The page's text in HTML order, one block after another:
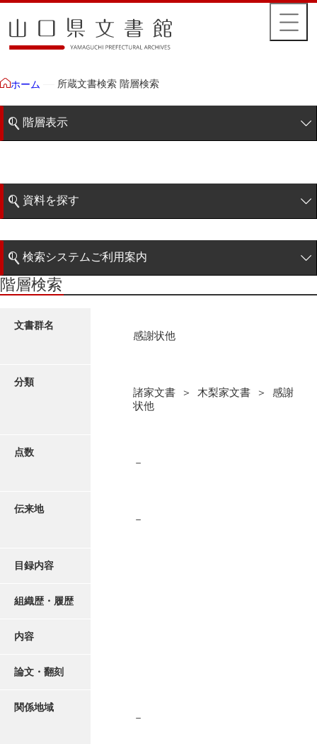
ホーム 所蔵文書検索 階層検索
階層表示
藩政文書
特定歴史公文書
諸家文書
阿武家文書(美祢市２)
資料を探す
階層検索
検索システムご利用案内
検索システムの利用について
更新履歴
階層検索
文書群名
感謝状他
分類
諸家文書 ＞ 木梨家文書 ＞ 感謝
状他
点数
－
伝来地
－
目録内容
組織歴・履歴
内容
論文・翻刻
関係地域
－